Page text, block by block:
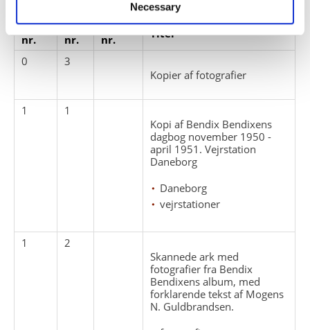
Necessary
Pakke
nr.
Løbe
nr.
Enheds
nr.
Titel
0
3
Kopier af fotografier
1
1
Kopi af Bendix Bendixens
dagbog november 1950 -
april 1951. Vejrstation
Daneborg
Daneborg
vejrstationer
1
2
Skannede ark med
fotografier fra Bendix
Bendixens album, med
forklarende tekst af Mogens
N. Guldbrandsen.